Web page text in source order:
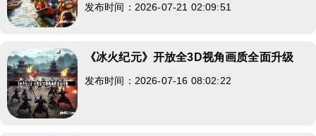
发布时间：2026-07-21 02:09:51
《冰火纪元》开放全3D视角画质全面升级
发布时间：2026-07-16 08:02:22